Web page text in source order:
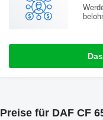
Preise für DAF CF